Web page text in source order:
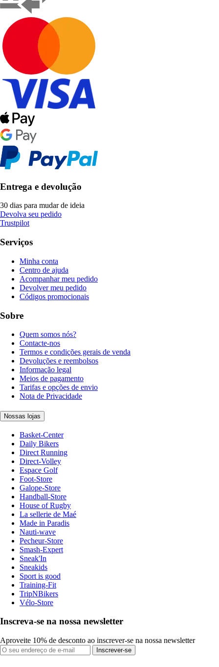
Entrega e devolução
30 dias para mudar de ideia
Devolva seu pedido
Trustpilot
Serviços
Minha conta
Centro de ajuda
Acompanhar meu pedido
Devolver meu pedido
Códigos promocionais
Sobre
Quem somos nós?
Contacte-nos
Termos e condições gerais de venda
Devoluções e reembolsos
Informação legal
Meios de pagamento
Tarifas e opções de envio
Nota de Privacidade
Nossas lojas
Basket-Center
Daily Bikers
Direct Running
Direct-Volley
Espace Golf
Foot-Store
Galope-Store
Handball-Store
House of Rugby
La sellerie de Maé
Made in Paradis
Nauti-wave
Pecheur-Store
Smash-Expert
Sneak'In
Sneakids
Sport is good
Training-Fit
TripNBikers
Vélo-Store
Inscreva-se na nossa newsletter
Aproveite 10% de desconto ao inscrever-se na nossa newsletter
Inscrever-se